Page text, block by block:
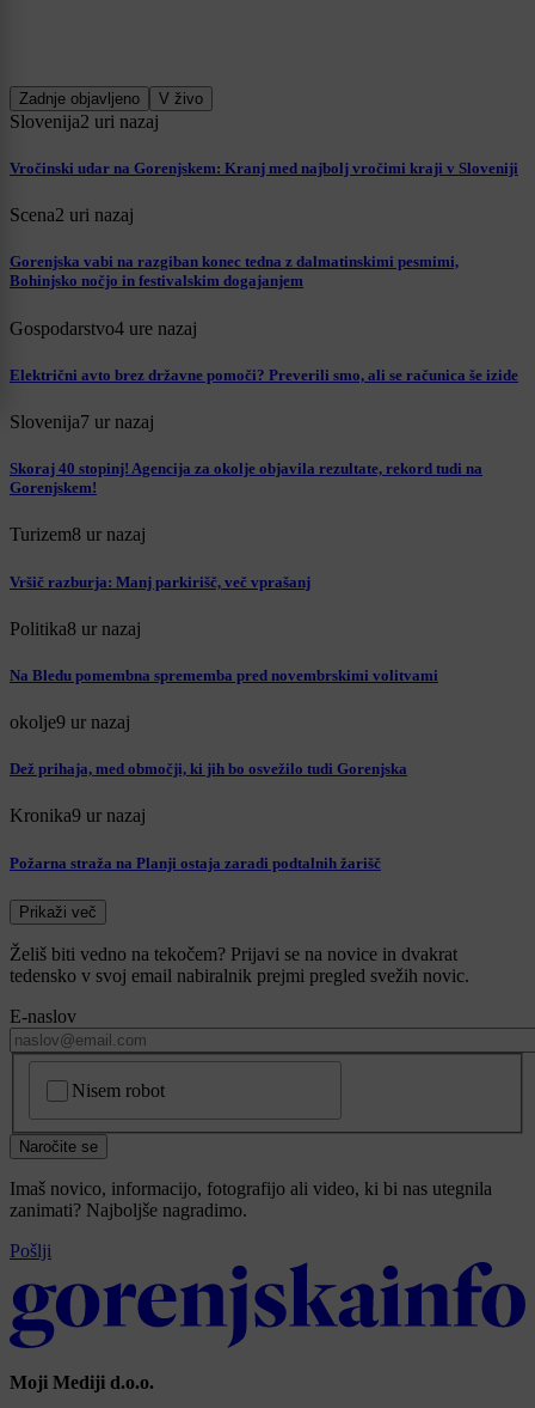
Zadnje objavljeno V živo
Slovenija2 uri nazaj
Vročinski udar na Gorenjskem: Kranj med najbolj vročimi kraji v Sloveniji
Scena2 uri nazaj
Gorenjska vabi na razgiban konec tedna z dalmatinskimi pesmimi,
Bohinjsko nočjo in festivalskim dogajanjem
Gospodarstvo4 ure nazaj
Električni avto brez državne pomoči? Preverili smo, ali se računica še izide
Slovenija7 ur nazaj
Skoraj 40 stopinj! Agencija za okolje objavila rezultate, rekord tudi na
Gorenjskem!
Turizem8 ur nazaj
Vršič razburja: Manj parkirišč, več vprašanj
Politika8 ur nazaj
Na Bledu pomembna sprememba pred novembrskimi volitvami
okolje9 ur nazaj
Dež prihaja, med območji, ki jih bo osvežilo tudi Gorenjska
Kronika9 ur nazaj
Požarna straža na Planji ostaja zaradi podtalnih žarišč
Prikaži več
Želiš biti vedno na tekočem? Prijavi se na novice in dvakrat
tedensko v svoj email nabiralnik prejmi pregled svežih novic.
E-naslov
Nisem robot
Naročite se
Imaš novico, informacijo, fotografijo ali video, ki bi nas utegnila
zanimati? Najboljše nagradimo.
Pošlji
Moji Mediji d.o.o.